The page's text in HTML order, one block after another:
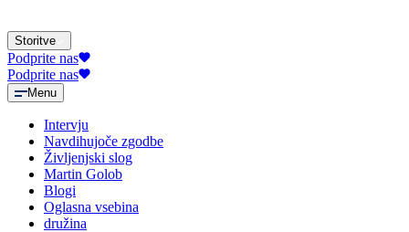
Storitve
Podprite nas
Podprite nas
Menu
Intervju
Navdihujoče zgodbe
Življenjski slog
Martin Golob
Blogi
Oglasna vsebina
družina